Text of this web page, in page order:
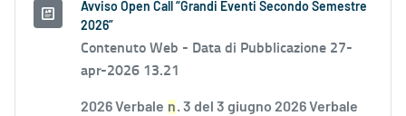
Avviso Open Call “Grandi Eventi Secondo Semestre
2026”
Contenuto Web - Data di Pubblicazione 27-
apr-2026 13.21
2026 Verbale n. 3 del 3 giugno 2026 Verbale